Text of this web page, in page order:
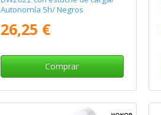
Autonomía 5h/ Negros
26,25 €
Comprar